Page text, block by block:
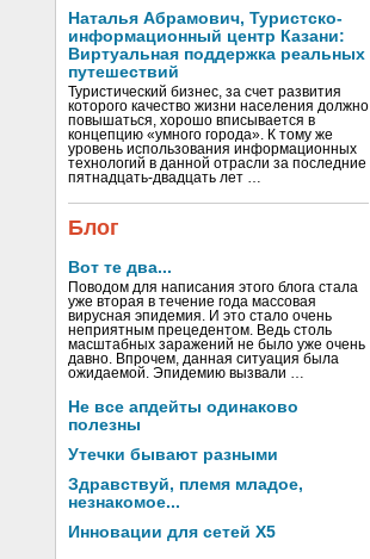
Наталья Абрамович, Туристско-
информационный центр Казани:
Виртуальная поддержка реальных
путешествий
Туристический бизнес, за счет развития
которого качество жизни населения должно
повышаться, хорошо вписывается в
концепцию «умного города». К тому же
уровень использования информационных
технологий в данной отрасли за последние
пятнадцать-двадцать лет …
Блог
Вот те два...
Поводом для написания этого блога стала
уже вторая в течение года массовая
вирусная эпидемия. И это стало очень
неприятным прецедентом. Ведь столь
масштабных заражений не было уже очень
давно. Впрочем, данная ситуация была
ожидаемой. Эпидемию вызвали …
Не все апдейты одинаково
полезны
Утечки бывают разными
Здравствуй, племя младое,
незнакомое...
Инновации для сетей X5